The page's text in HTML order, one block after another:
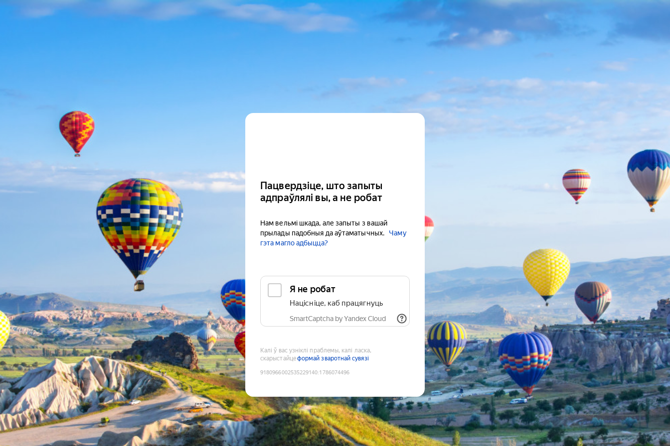
Пацвердзіце, што запыты
адпраўлялі вы, а не робат
Нам вельмі шкада, але запыты з вашай
прылады падобныя да аўтаматычных.
Чаму
гэта магло адбыцца?
Я не робат
Націсніце, каб працягнуць
SmartCaptcha by Yandex Cloud
Калі ў вас узніклі праблемы, калі ласка,
скарыстайцеформай зваротнай сувязі
9180966002535229140:1786074496